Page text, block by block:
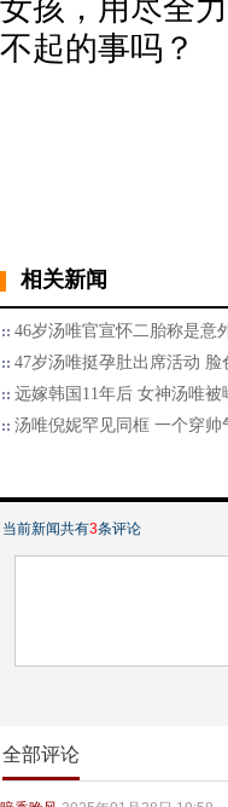
女孩，用尽全
不起的事吗？
相关新闻
46岁汤唯官宣怀二胎称是意
47岁汤唯挺孕肚出席活动 脸
远嫁韩国11年后 女神汤唯被
汤唯倪妮罕见同框 一个穿
当前新闻共有3条评论
全部评论